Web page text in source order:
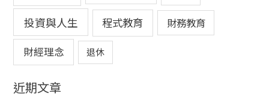
投資與人生 程式教育 財務教育
財經理念 退休
近期文章